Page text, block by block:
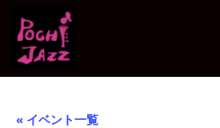
« イベント一覧